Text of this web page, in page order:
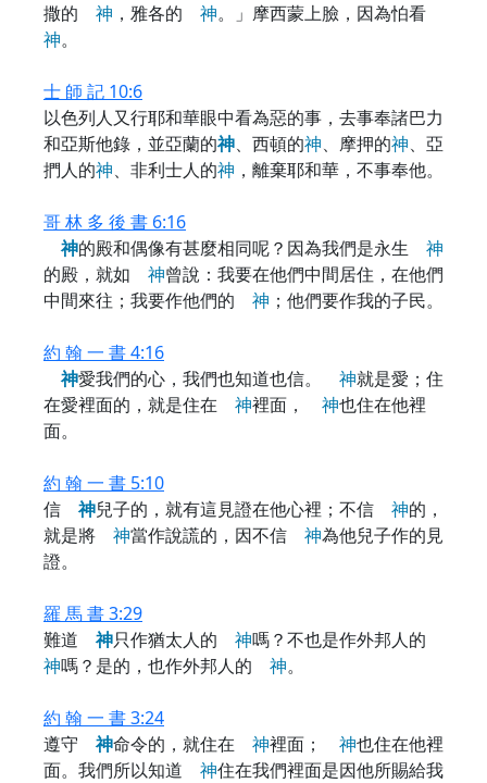
撒的 神 ，雅各的 神。」摩西蒙上臉，因為怕看
神。
士 師 記 10:6
以色列人又行耶和華眼中看為惡的事，去事奉諸巴力
和亞斯他錄，並亞蘭的神、西頓的神、摩押的神、亞
捫人的神、非利士人的神 ，離棄耶和華，不事奉他。
哥 林 多 後 書 6:16
神的殿和偶像有甚麼相同呢？因為我們是永生 神
的殿，就如 神曾說：我要在他們中間居住，在他們
中間來往；我要作他們的 神 ；他們要作我的子民。
約 翰 一 書 4:16
神愛我們的心，我們也知道也信。 神就是愛；住
在愛裡面的，就是住在 神裡面， 神也住在他裡
面。
約 翰 一 書 5:10
信神兒子的，就有這見證在他心裡；不信 神的，
就是將 神當作說謊的，因不信 神為他兒子作的見
證。
羅 馬 書 3:29
難道神只作猶太人的 神嗎？不也是作外邦人的
神嗎？是的，也作外邦人的 神。
約 翰 一 書 3:24
遵守神命令的，就住在 神裡面； 神也住在他裡
面。我們所以知道 神住在我們裡面是因他所賜給我